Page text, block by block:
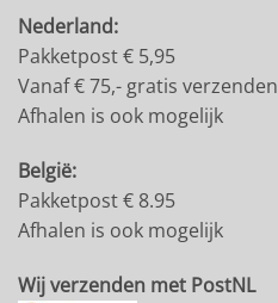
Nederland:
Pakketpost € 5,95
Vanaf € 75,- gratis verzenden
Afhalen is ook mogelijk
België:
Pakketpost € 8.95
Afhalen is ook mogelijk
Wij verzenden met PostNL